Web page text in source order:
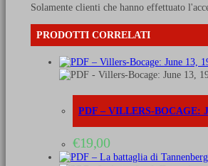
Solamente clienti che hanno effettuato
PRODOTTI CORRELATI
PDF – VILLERS-BOCAGE:
€19,00